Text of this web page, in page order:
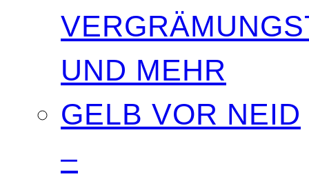
UND MEHR
GELB VOR NEID
–